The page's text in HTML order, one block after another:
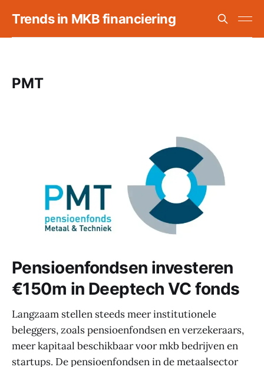
Trends in MKB financiering
PMT
Pensioenfondsen investeren
€150m in Deeptech VC fonds
Langzaam stellen steeds meer institutionele
beleggers, zoals pensioenfondsen en verzekeraars,
meer kapitaal beschikbaar voor mkb bedrijven en
startups. De pensioenfondsen in de metaalsector